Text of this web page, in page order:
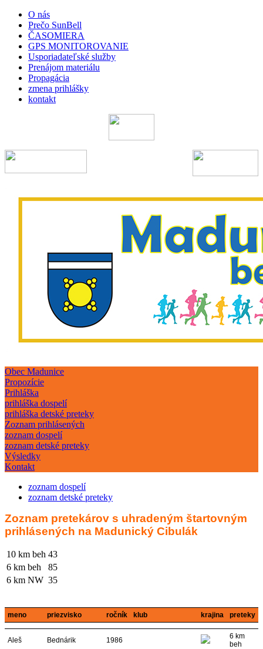
O nás
Prečo SunBell
ČASOMIERA
GPS MONITOROVANIE
Usporiadateľské služby
Prenájom materiálu
Propagácia
zmena prihlášky
kontakt
Obec Madunice
Propozície
Prihláška
prihláška dospelí
prihláška detské preteky
Zoznam prihlásených
zoznam dospelí
zoznam detské preteky
Výsledky
Kontakt
zoznam dospelí
zoznam detské preteky
Zoznam pretekárov s uhradeným štartovným
prihlásených na Madunický Cibulák
10 km beh 43
6 km beh
85
6 km NW 35
meno priezvisko ročník klub krajina preteky
Aleš Bednárik 1986
6 km
beh